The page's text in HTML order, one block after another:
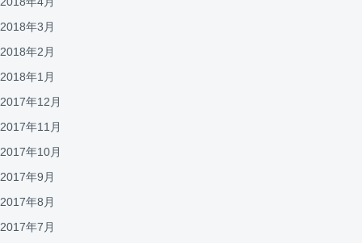
2018年3月
2018年2月
2018年1月
2017年12月
2017年11月
2017年10月
2017年9月
2017年8月
2017年7月